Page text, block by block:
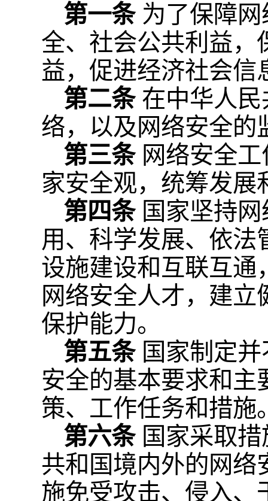
第一条 为了保障
全、社会公共利益，
益，促进经济社会信
第二条 在中华人
络，以及网络安全的
第三条 网络安全
家安全观，统筹发展
第四条 国家坚持
用、科学发展、依
设施建设和互联互通
网络安全人才，建
保护能力。
第五条 国家制定
安全的基本要求和主
策、工作任务和措施
第六条 国家采取
共和国境内外的网络
施免受攻击、侵入、